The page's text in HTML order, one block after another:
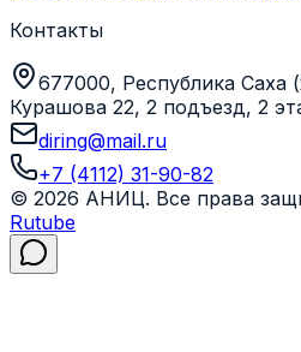
Контакты
677000, Республика Саха
Курашова 22, 2 подъезд, 2
diring@mail.ru
+7 (4112) 31-90-82
© 2026 АНИЦ. Все права
Rutube